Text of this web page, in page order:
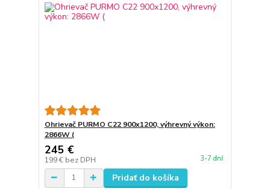
Ohrievač PURMO C22 900x1200, výhrevný výkon:
2866W (
245 €
199 € bez DPH 3-7 dní
Pridať do košíka